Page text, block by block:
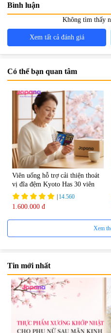
Bình luận
Không tìm thấy
Xem tất cả đánh giá
Có thể bạn quan tâm
Viên uống hỗ trợ cải thiện thoát
vị đĩa đệm Kyoto Has 30 viên
| 14.560
1.600.000 đ
Viên uống hỗ trợ Gout Ribeto
| 73.520
Xem
Tin mới nhất